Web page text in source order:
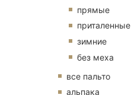
прямые
приталенные
зимние
без меха
все пальто
альпака